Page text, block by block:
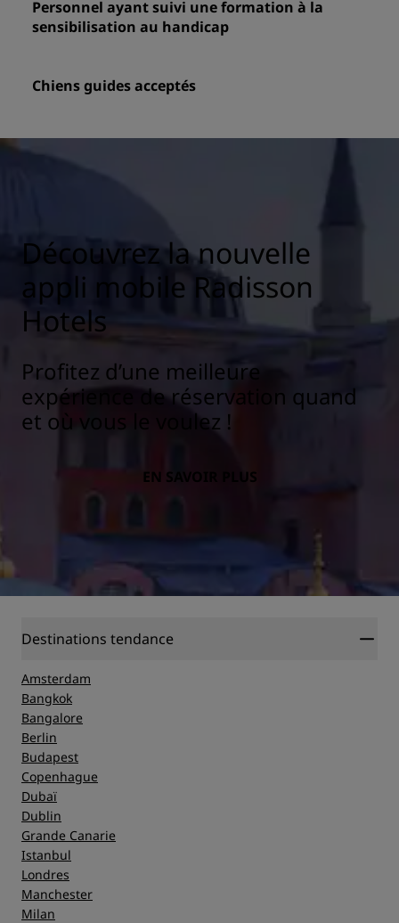
Personnel ayant suivi une formation à la
sensibilisation au handicap
Chiens guides acceptés
Découvrez la nouvelle
appli mobile Radisson
Hotels
Profitez d’une meilleure
expérience de réservation quand
et où vous le voulez !
EN SAVOIR PLUS
Destinations tendance
Amsterdam
Bangkok
Bangalore
Berlin
Budapest
Copenhague
Dubaï
Dublin
Grande Canarie
Istanbul
Londres
Manchester
Milan